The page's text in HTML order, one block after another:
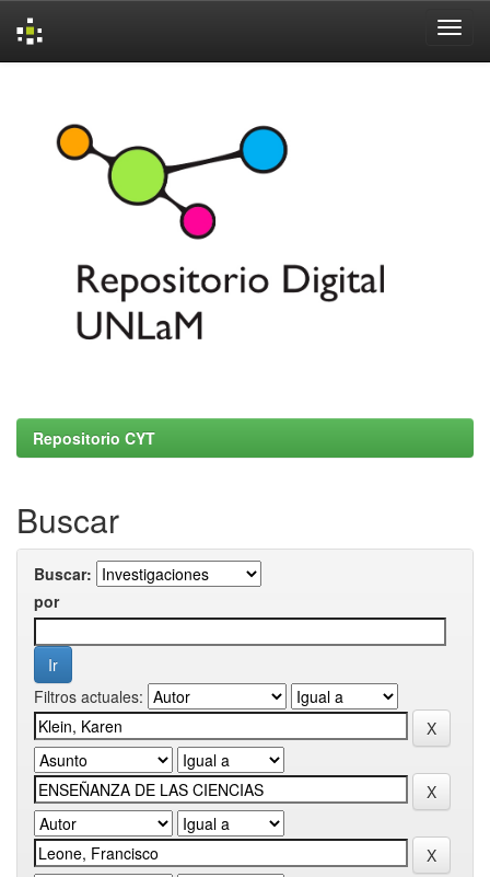
Repositorio CYT
Buscar
Buscar:
por
Filtros actuales: